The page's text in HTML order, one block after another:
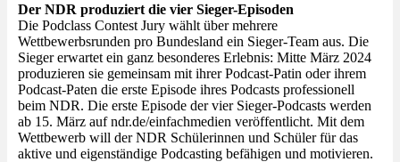
Der NDR produziert die vier Sieger-Episoden
Die Podclass Contest Jury wählt über mehrere
Wettbewerbsrunden pro Bundesland ein Sieger-Team aus. Die
Sieger erwartet ein ganz besonderes Erlebnis: Mitte März 2024
produzieren sie gemeinsam mit ihrer Podcast-Patin oder ihrem
Podcast-Paten die erste Episode ihres Podcasts professionell
beim NDR. Die erste Episode der vier Sieger-Podcasts werden
ab 15. März auf ndr.de/einfachmedien veröffentlicht. Mit dem
Wettbewerb will der NDR Schülerinnen und Schüler für das
aktive und eigenständige Podcasting befähigen und motivieren.